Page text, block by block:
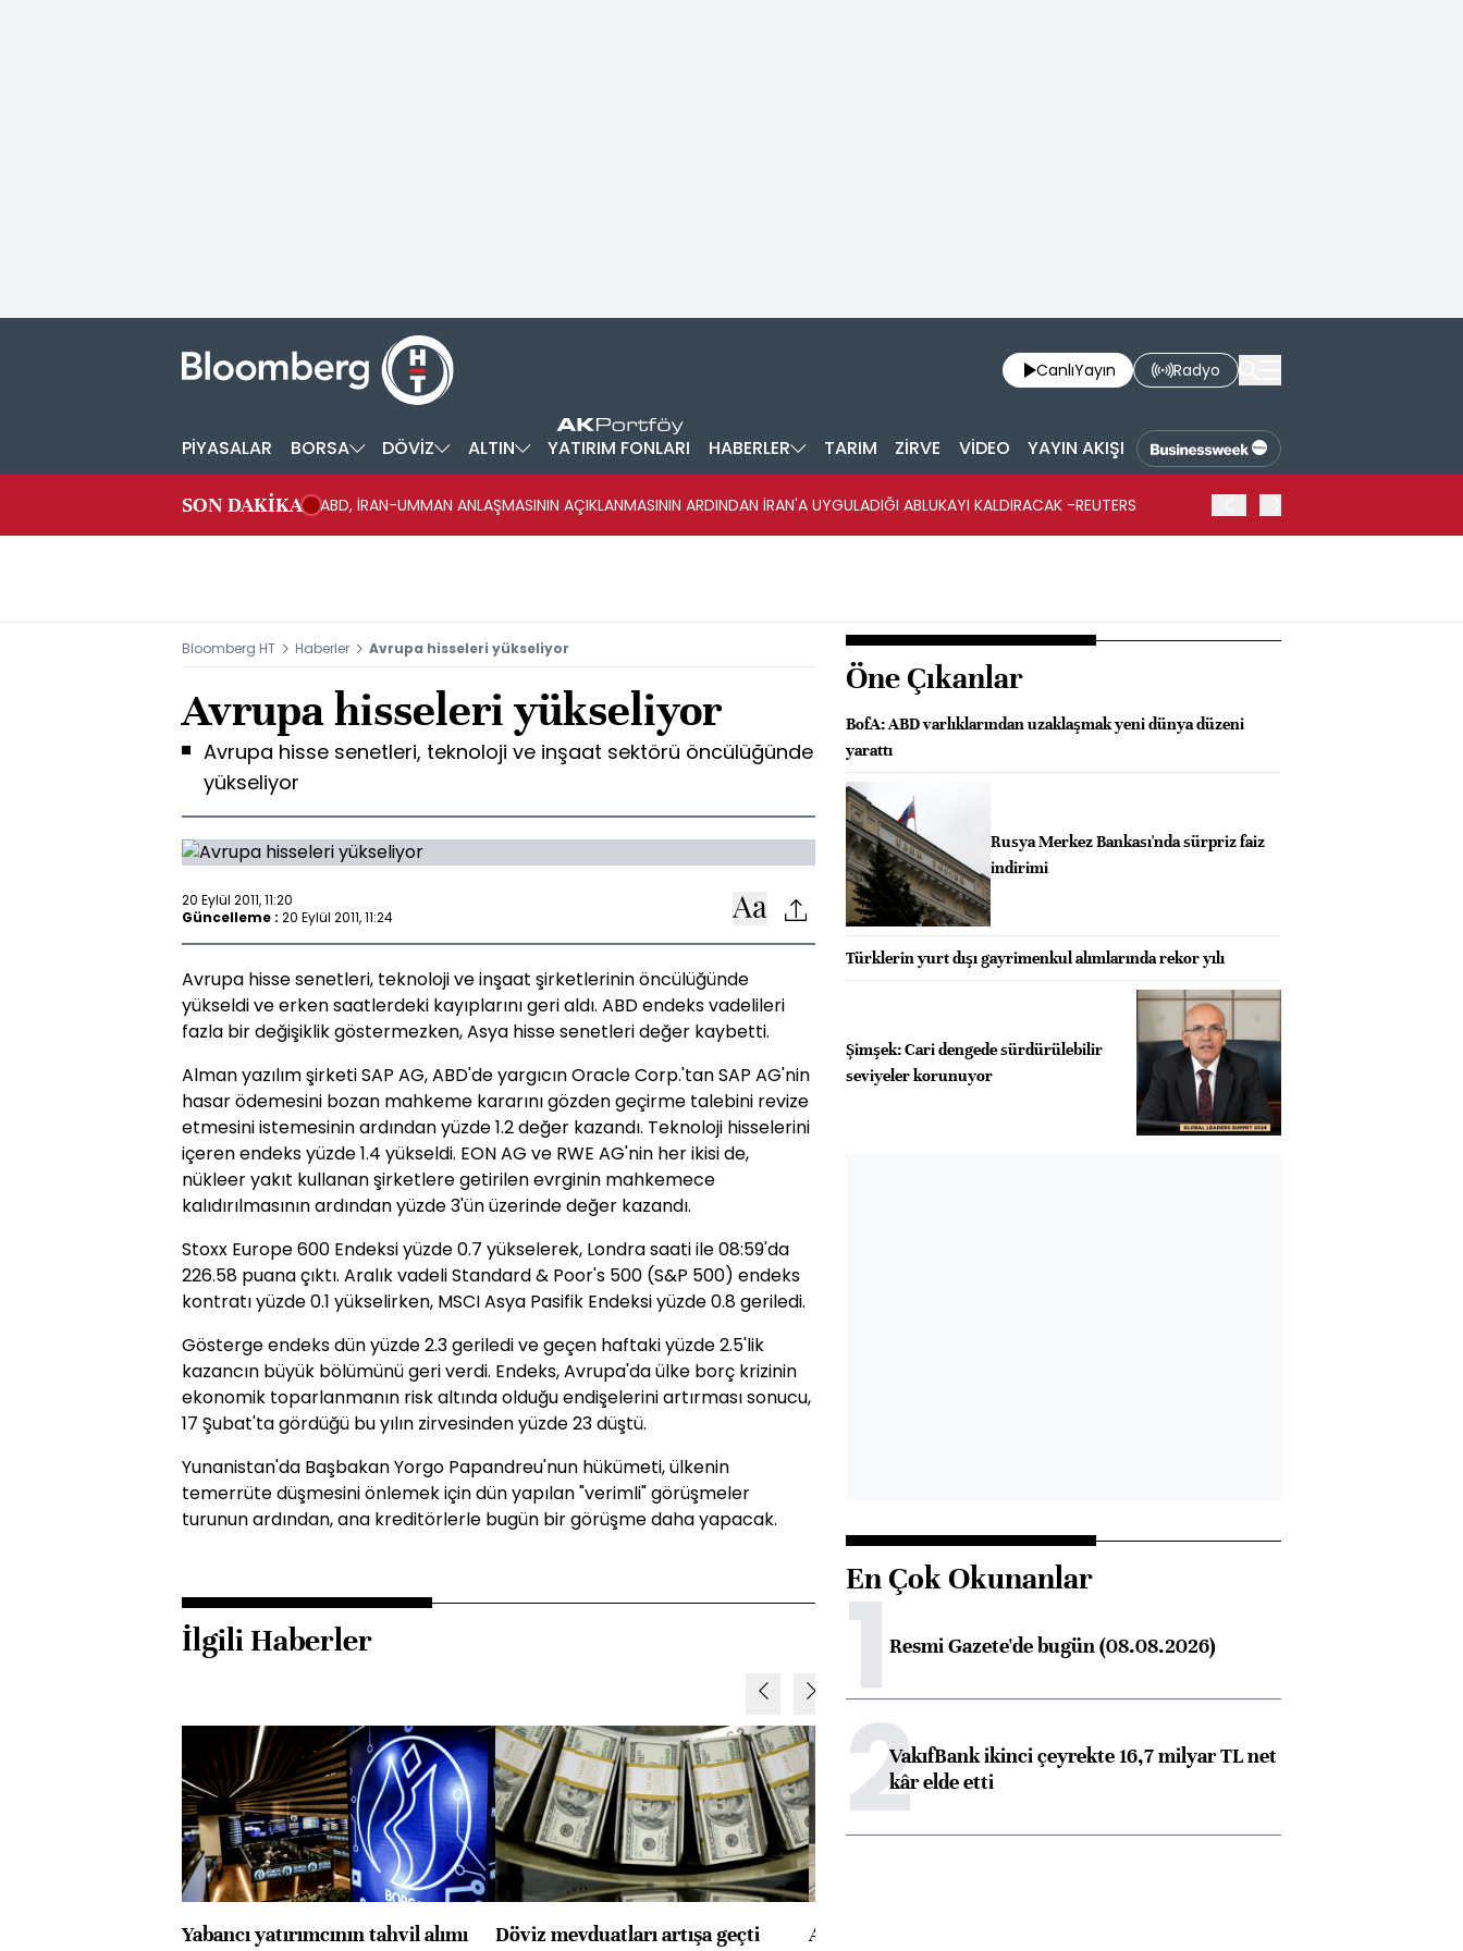
CanlıYayın Radyo
PİYASALAR BORSA DÖVİZ ALTIN YATIRIM FONLARI HABERLER TARIM ZİRVE VİDEO YAYIN AKIŞI
SON DAKİKA ABD, İRAN-UMMAN ANLAŞMASININ AÇIKLANMASININ ARDINDAN İRAN'A UYGULADIĞI ABLUKAYI KALDIRACAK -REUTERS
Bloomberg HT Haberler Avrupa hisseleri yükseliyor
Avrupa hisseleri yükseliyor
Avrupa hisse senetleri, teknoloji ve inşaat sektörü öncülüğünde
yükseliyor
20 Eylül 2011, 11:20
Güncelleme : 20 Eylül 2011, 11:24
Avrupa hisse senetleri, teknoloji ve inşaat şirketlerinin öncülüğünde
yükseldi ve erken saatlerdeki kayıplarını geri aldı. ABD endeks vadelileri
fazla bir değişiklik göstermezken, Asya hisse senetleri değer kaybetti.
Alman yazılım şirketi SAP AG, ABD'de yargıcın Oracle Corp.'tan SAP AG'nin
hasar ödemesini bozan mahkeme kararını gözden geçirme talebini revize
etmesini istemesinin ardından yüzde 1.2 değer kazandı. Teknoloji hisselerini
içeren endeks yüzde 1.4 yükseldi. EON AG ve RWE AG'nin her ikisi de,
nükleer yakıt kullanan şirketlere getirilen evrginin mahkemece
kalıdırılmasının ardından yüzde 3'ün üzerinde değer kazandı.
Stoxx Europe 600 Endeksi yüzde 0.7 yükselerek, Londra saati ile 08:59'da
226.58 puana çıktı. Aralık vadeli Standard & Poor's 500 (S&P 500) endeks
kontratı yüzde 0.1 yükselirken, MSCI Asya Pasifik Endeksi yüzde 0.8 geriledi.
Gösterge endeks dün yüzde 2.3 geriledi ve geçen haftaki yüzde 2.5'lik
kazancın büyük bölümünü geri verdi. Endeks, Avrupa'da ülke borç krizinin
ekonomik toparlanmanın risk altında olduğu endişelerini artırması sonucu,
17 Şubat'ta gördüğü bu yılın zirvesinden yüzde 23 düştü.
Yunanistan'da Başbakan Yorgo Papandreu'nun hükümeti, ülkenin
temerrüte düşmesini önlemek için dün yapılan "verimli" görüşmeler
turunun ardından, ana kreditörlerle bugün bir görüşme daha yapacak.
İlgili Haberler
Yabancı yatırımcının tahvil alımı
Döviz mevduatları artışa geçti
ABD'de konut başlangıçları
Almanya, Commerzbank
Öne Çıkanlar
BofA: ABD varlıklarından uzaklaşmak yeni dünya düzeni
yarattı
Rusya Merkez Bankası'nda sürpriz faiz
indirimi
Türklerin yurt dışı gayrimenkul alımlarında rekor yılı
Şimşek: Cari dengede sürdürülebilir
seviyeler korunuyor
En Çok Okunanlar
1Resmi Gazete'de bugün (08.08.2026)
2VakıfBank ikinci çeyrekte 16,7 milyar TL net
kâr elde etti